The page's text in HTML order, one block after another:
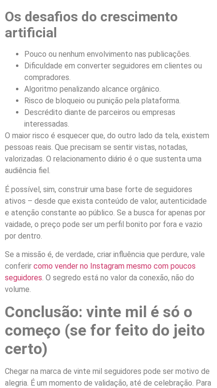
Os desafios do crescimento
artificial
Pouco ou nenhum envolvimento nas publicações.
Dificuldade em converter seguidores em clientes ou
compradores.
Algoritmo penalizando alcance orgânico.
Risco de bloqueio ou punição pela plataforma.
Descrédito diante de parceiros ou empresas
interessadas.
O maior risco é esquecer que, do outro lado da tela, existem
pessoas reais. Que precisam se sentir vistas, notadas,
valorizadas. O relacionamento diário é o que sustenta uma
audiência fiel.
É possível, sim, construir uma base forte de seguidores
ativos – desde que exista conteúdo de valor, autenticidade
e atenção constante ao público. Se a busca for apenas por
vaidade, o preço pode ser um perfil bonito por fora e vazio
por dentro.
Se a missão é, de verdade, criar influência que perdure, vale
conferir como vender no Instagram mesmo com poucos
seguidores. O segredo está no valor da conexão, não do
volume.
Conclusão: vinte mil é só o
começo (se for feito do jeito
certo)
Chegar na marca de vinte mil seguidores pode ser motivo de
alegria. É um momento de validação, até de celebração. Para